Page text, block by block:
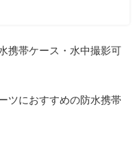
携帯ケース・水中撮影可
ツにおすすめの防水携帯